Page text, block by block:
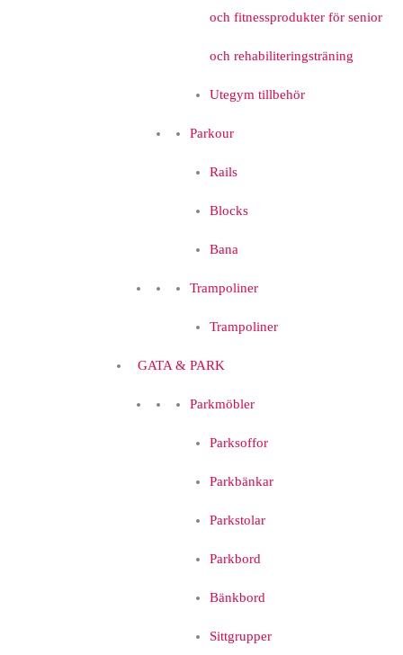
och fitnessprodukter för senior
och rehabiliteringsträning
Utegym tillbehör
Parkour
Rails
Blocks
Bana
Trampoliner
Trampoliner
GATA & PARK
Parkmöbler
Parksoffor
Parkbänkar
Parkstolar
Parkbord
Bänkbord
Sittgrupper